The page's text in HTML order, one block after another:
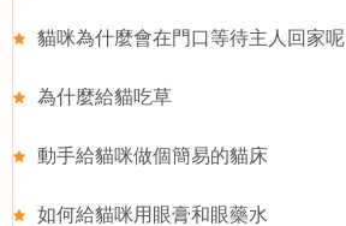
貓咪為什麼會在門口等待主人回家呢
為什麼給貓吃草
動手給貓咪做個簡易的貓床
如何給貓咪用眼膏和眼藥水